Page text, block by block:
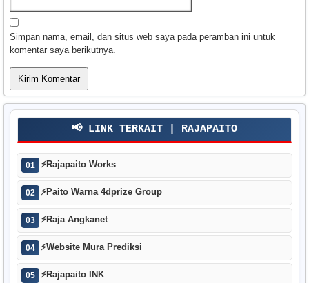
Simpan nama, email, dan situs web saya pada peramban ini untuk
komentar saya berikutnya.
📢 LINK TERKAIT | RAJAPAITO
01 ⚡Rajapaito Works
02 ⚡Paito Warna 4dprize Group
03 ⚡Raja Angkanet
04 ⚡Website Mura Prediksi
05 ⚡Rajapaito INK